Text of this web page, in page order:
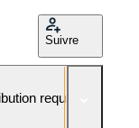
Suivre
requise